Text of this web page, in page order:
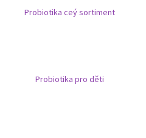
Probiotika ceý sortiment
Probiotika pro děti